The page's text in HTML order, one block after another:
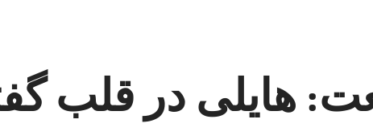
هایلی در قلب